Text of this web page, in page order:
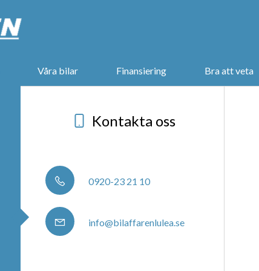
Våra bilar Finansiering Bra att veta
Kontakta oss
0920-23 21 10
info@bilaffarenlulea.se